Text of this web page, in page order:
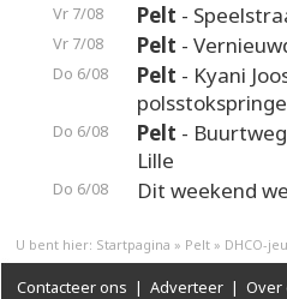
Vr 7/08 Pelt -
Vr 7/08 Pelt -
Do 6/08 Pelt - Kyani
Do 6/08 Pelt -
Lille
Do 6/08 Dit weekend
U bent hier: Startpagina » Pelt » DHCO-
Contacteer ons | Adverteer | Over